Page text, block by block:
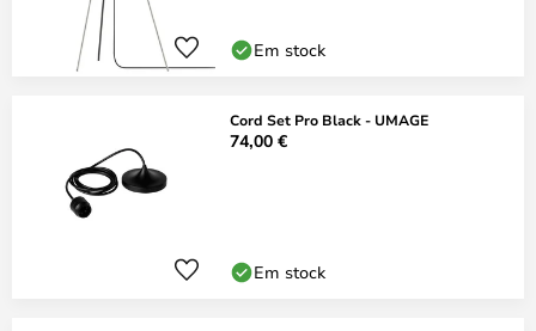
Em stock
Cord Set Pro Black - UMAGE
74,00 €
Em stock